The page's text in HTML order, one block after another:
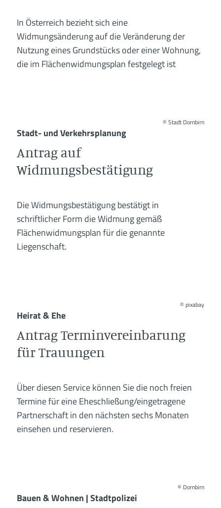
In Österreich bezieht sich eine
Widmungsänderung auf die Veränderung der
Nutzung eines Grundstücks oder einer Wohnung,
die im Flächenwidmungsplan festgelegt ist
©Stadt Dornbirn
Stadt- und Verkehrsplanung
Antrag auf
Widmungsbestätigung
Die Widmungsbestätigung bestätigt in
schriftlicher Form die Widmung gemäß
Flächenwidmungsplan für die genannte
Liegenschaft.
©pixabay
Heirat & Ehe
Antrag Terminvereinbarung
für Trauungen
Über diesen Service können Sie die noch freien
Termine für eine Eheschließung/eingetragene
Partnerschaft in den nächsten sechs Monaten
einsehen und reservieren.
© Dornbirn
Bauen & Wohnen | Stadtpolizei